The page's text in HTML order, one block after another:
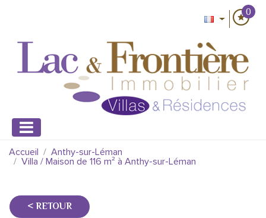
0
Accueil
Anthy-sur-Léman
Villa / Maison de 116 m² à Anthy-sur-Léman
< RETOUR